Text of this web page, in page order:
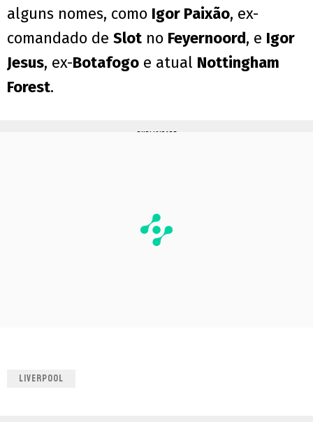
alguns nomes, como Igor Paixão, ex-
comandado de Slot no Feyernoord, e Igor
Jesus, ex-Botafogo e atual Nottingham
Forest.
PUBLICIDADE
LIVERPOOL